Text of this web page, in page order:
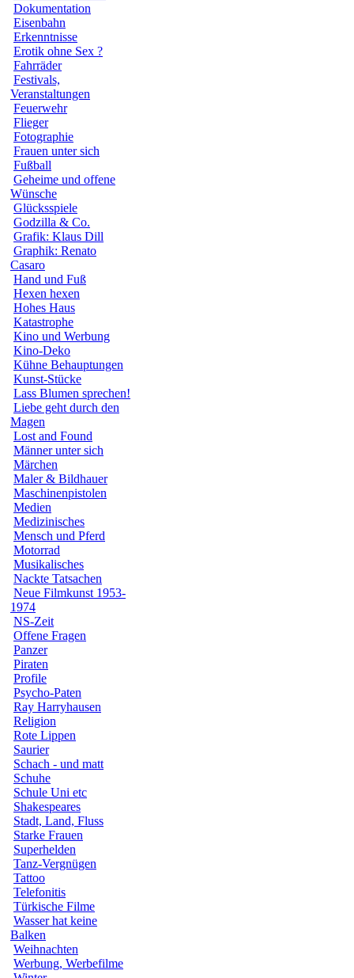
Dokumentation
Eisenbahn
Erkenntnisse
Erotik ohne Sex ?
Fahrräder
Festivals,
Veranstaltungen
Feuerwehr
Flieger
Fotographie
Frauen unter sich
Fußball
Geheime und offene
Wünsche
Glücksspiele
Godzilla & Co.
Grafik: Klaus Dill
Graphik: Renato
Casaro
Hand und Fuß
Hexen hexen
Hohes Haus
Katastrophe
Kino und Werbung
Kino-Deko
Kühne Behauptungen
Kunst-Stücke
Lass Blumen sprechen!
Liebe geht durch den
Magen
Lost and Found
Männer unter sich
Märchen
Maler & Bildhauer
Maschinenpistolen
Medien
Medizinisches
Mensch und Pferd
Motorrad
Musikalisches
Nackte Tatsachen
Neue Filmkunst 1953-
1974
NS-Zeit
Offene Fragen
Panzer
Piraten
Profile
Psycho-Paten
Ray Harryhausen
Religion
Rote Lippen
Saurier
Schach - und matt
Schuhe
Schule Uni etc
Shakespeares
Stadt, Land, Fluss
Starke Frauen
Superhelden
Tanz-Vergnügen
Tattoo
Telefonitis
Türkische Filme
Wasser hat keine
Balken
Weihnachten
Werbung, Werbefilme